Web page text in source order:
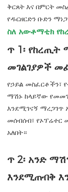
ቅርጸት እና በምርት
የዱርዘርድን ቡድን
ስለ አውቶማቲክ
ጥ 1፡
መገልገያዎች
የኃይል መስፈርቶችን፣
ማሽኑ ከላይኛው
እንደሚገናኝ ማረጋገጥ
መሰብሰብ፣ የኦፕሬተር
አለበት።
ጥ 2፡ አንድ
እንደሚጠብቅ